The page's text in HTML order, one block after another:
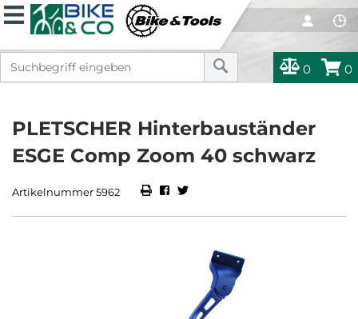
0 0
PLETSCHER Hinterbauständer
ESGE Comp Zoom 40 schwarz
Artikelnummer 5962